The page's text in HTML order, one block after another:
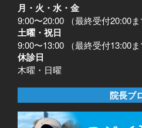
月・火・水・金
9:00〜20:00 （最終受付20:00ま
土曜・祝日
9:00〜13:00 （最終受付13:00ま
休診日
木曜・日曜
院長ブ